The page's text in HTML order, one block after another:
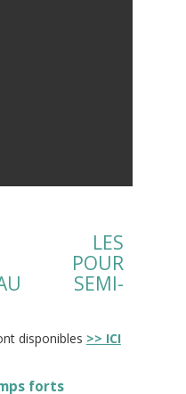
LES
POUR
SEMI-
disponibles >> ICI
forts